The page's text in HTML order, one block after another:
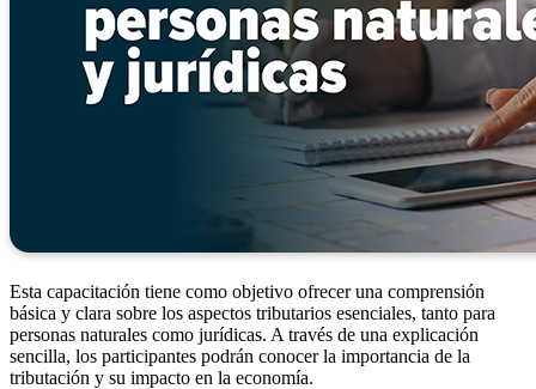
Esta capacitación tiene como objetivo ofrecer una comprensión
básica y clara sobre los aspectos tributarios esenciales, tanto para
personas naturales como jurídicas. A través de una explicación
sencilla, los participantes podrán conocer la importancia de la
tributación y su impacto en la economía.